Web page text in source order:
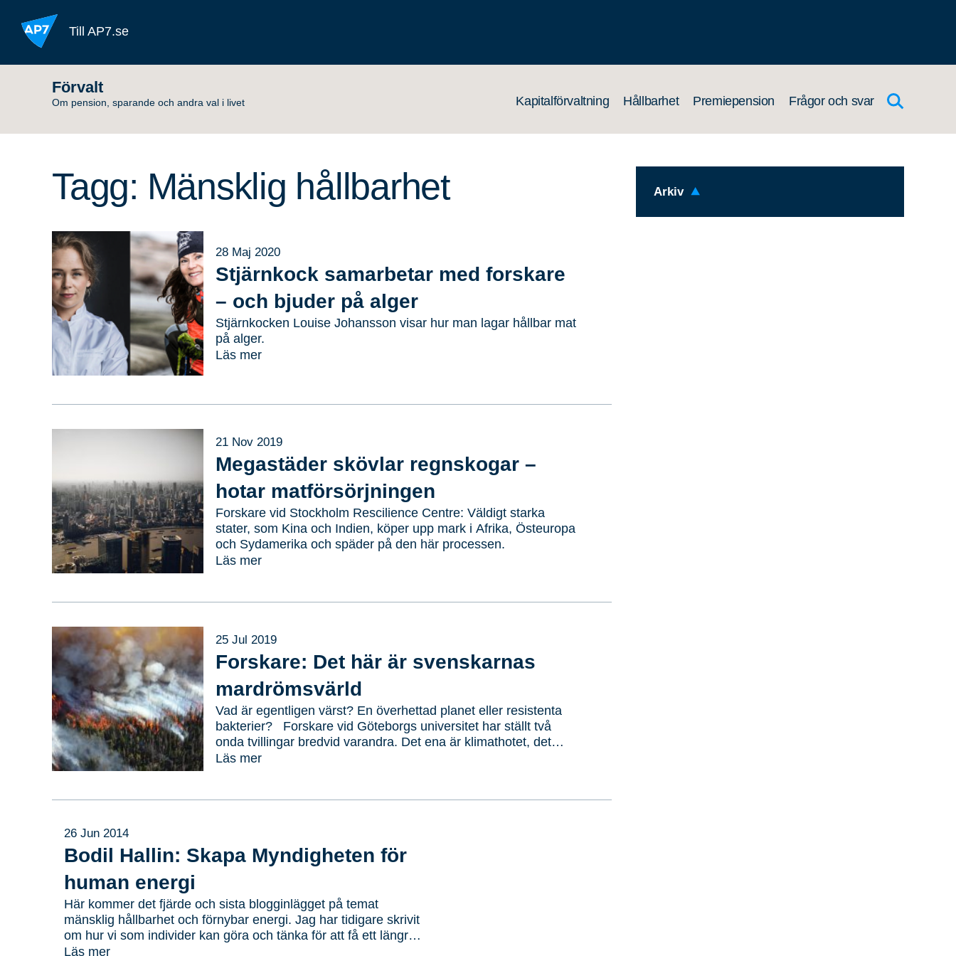
Till AP7.se
Förvalt
Om pension, sparande och andra val i livet Kapitalförvaltning Hållbarhet Premiepension Frågor och svar
Arkiv
Tagg: Mänsklig hållbarhet
28 Maj 2020
Stjärnkock samarbetar med forskare
– och bjuder på alger
Stjärnkocken Louise Johansson visar hur man lagar hållbar mat
på alger.
Läs mer
21 Nov 2019
Megastäder skövlar regnskogar –
hotar matförsörjningen
Forskare vid Stockholm Rescilience Centre: Väldigt starka
stater, som Kina och Indien, köper upp mark i Afrika, Östeuropa
och Sydamerika och späder på den här processen.
Läs mer
25 Jul 2019
Forskare: Det här är svenskarnas
mardrömsvärld
Vad är egentligen värst? En överhettad planet eller resistenta
bakterier? Forskare vid Göteborgs universitet har ställt två
onda tvillingar bredvid varandra. Det ena är klimathotet, det
andra är antibiotikaresistens och de kallar det dystopiernas
undersökt svenskarnas syn på klimathotet…
Läs mer
26 Jun 2014
Bodil Hallin: Skapa Myndigheten för
human energi
Här kommer det fjärde och sista blogginlägget på temat
mänsklig hållbarhet och förnybar energi. Jag har tidigare skrivit
om hur vi som individer kan göra och tänka för att få ett längre,
friskare och roligare arbetsliv. Förra inlägget handlade om vad
Läs mer
Sök på sidan:Sök
efter: